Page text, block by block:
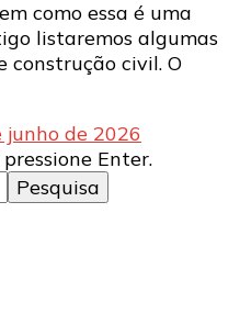
como essa é uma
listaremos algumas
construção civil. O
junho de 2026
Enter.